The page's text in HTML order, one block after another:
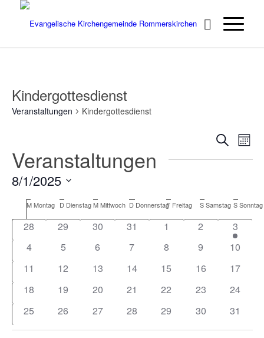
Kindergottesdienst
Veranstaltungen Kindergottesdienst
Suche
SucheMonat
Veranstaltungen
8/1/2025
wählen.
Kalender
von
Veranstaltungen
MMontag D Dienstag MMittwoch D DonnerstagF Freitag SSamstag SSonntag
0
28
0
29
0
30
0
31
0
1
0
2
1
3
0
4
0
5
0
6
0
7
0
8
0
9
0
10
0
11
0
12
0
13
0
14
0
15
0
16
0
17
0
18
0
19
0
20
0
21
0
22
0
23
0
24
0
25
0
26
0
27
0
28
0
29
0
30
0
31